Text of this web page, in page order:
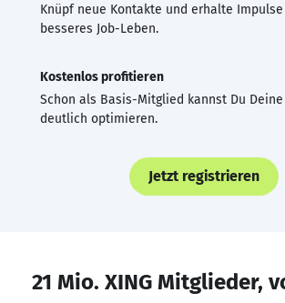
Knüpf neue Kontakte und erhalte
besseres Job-Leben.
Kostenlos profitieren
Schon als Basis-Mitglied kannst Du Deine
deutlich optimieren.
Jetzt registrieren
21 Mio. XING Mitglieder,